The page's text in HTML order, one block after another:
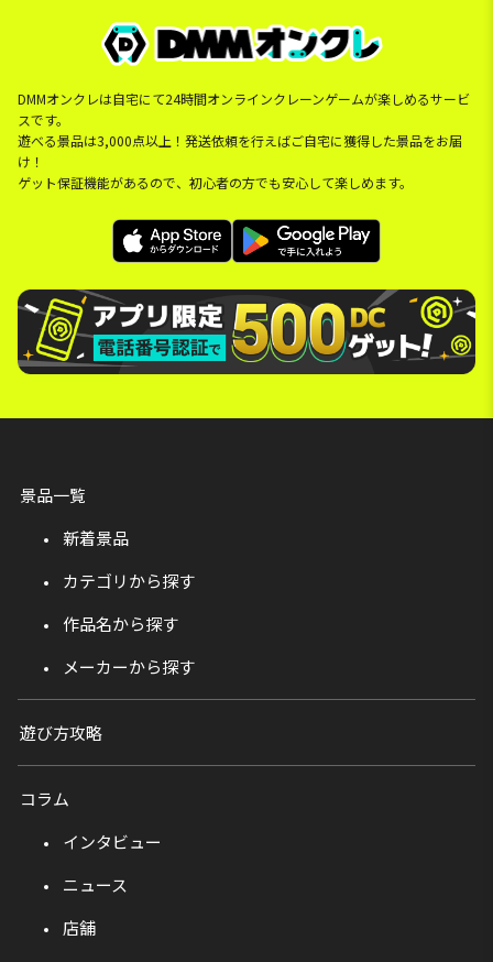
DMMオンクレは自宅にて24時間オンラインクレーンゲームが楽しめるサービ
スです。
遊べる景品は3,000点以上！発送依頼を行えばご自宅に獲得した景品をお届
け！
ゲット保証機能があるので、初心者の方でも安心して楽しめます。
景品一覧
新着景品
カテゴリから探す
作品名から探す
メーカーから探す
遊び方攻略
コラム
インタビュー
ニュース
店舗